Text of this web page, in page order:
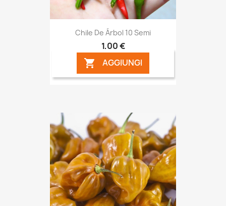
Chile De Árbol 10 Semi
1,00 €
 AGGIUNGI